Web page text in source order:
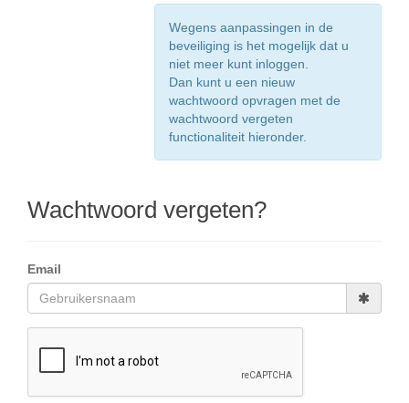
Wegens aanpassingen in de
beveiliging is het mogelijk dat u
niet meer kunt inloggen.
Dan kunt u een nieuw
wachtwoord opvragen met de
wachtwoord vergeten
functionaliteit hieronder.
Wachtwoord vergeten?
Email